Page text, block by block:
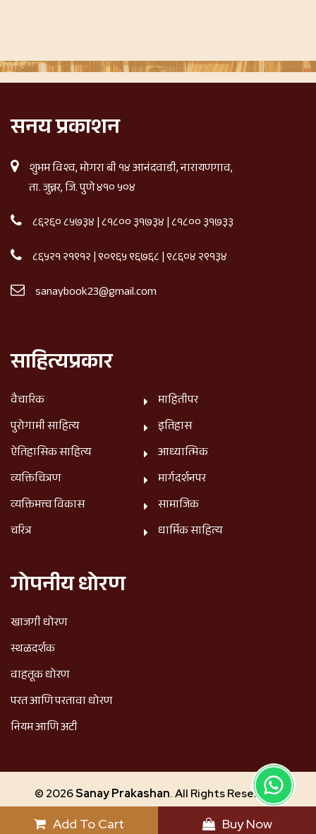
Add To Cart Buy Now
सनय प्रकाशन
शुभम विश्व, मोगरा बी १४ आनंदवाडी, नारायणगाव,
ता. जुन्नर, जि. पुणे ४१० ५०४
८६२६० ८५७३४|८१८०० ३१७३४|८१८०० ३१७३३
८६५२१ २१९१२|९०९६५ ९६७६८|९८६०४ २९१३४
sanaybook23@gmail.com
साहित्यप्रकार
वैचारिक
पुरोगामी साहित्य
ऐतिहासिक साहित्य
व्यक्तिचित्रण
व्यक्तिमत्त्व विकास
चरित्र
माहितीपर
इतिहास
आध्यात्मिक
मार्गदर्शनपर
सामाजिक
धार्मिक साहित्य
गोपनीय धोरण
खाजगी धोरण
स्थळदर्शक
वाहतूक धोरण
परत आणि परतावा धोरण
नियम आणि अटी
© 2026Sanay Prakashan. All Rights Reserved.
Design & Developed by
PitchTeQ